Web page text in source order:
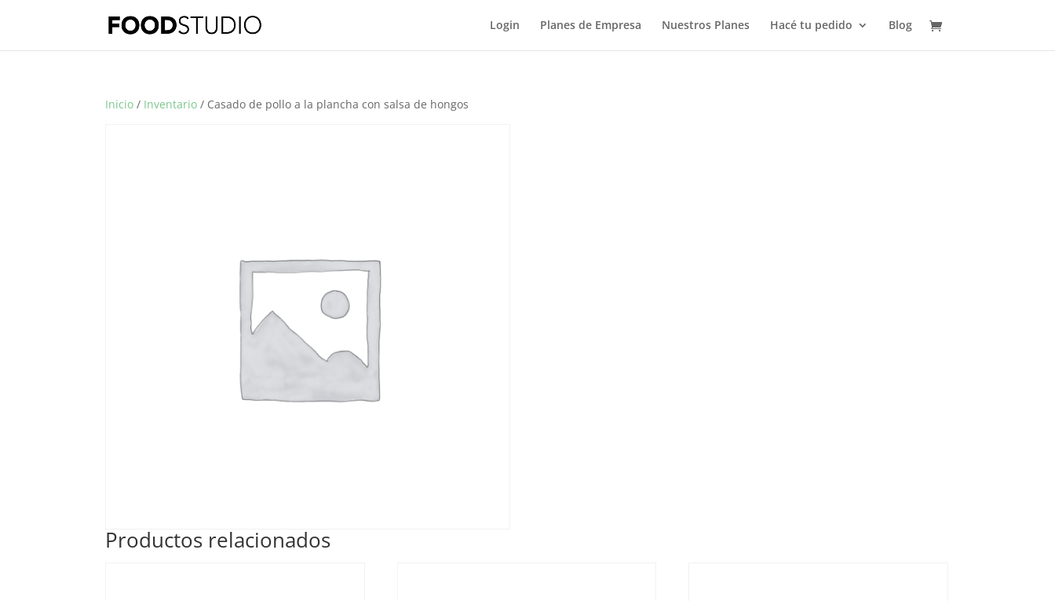
Login Planes de Empresa Nuestros Planes Hacé tu pedido Blog
Inicio / Inventario / Casado de pollo a la plancha con salsa de hongos
Productos relacionados